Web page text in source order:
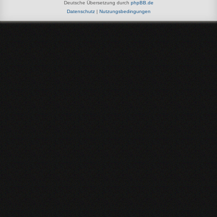
Deutsche Übersetzung durch phpBB.de
Datenschutz| Nutzungsbedingungen